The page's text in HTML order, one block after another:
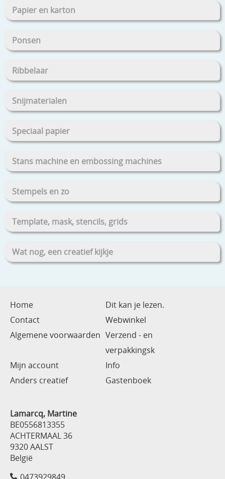
Papier en karton
Ponsen
Ribbelaar
Snijmaterialen
Speciaal papier
Stans machine en embossing machines
Stempels en zo
Template, mask, stencils, grids
Wat nog, een creatief kijkje
Home
Dit kan je lezen.
Contact
Webwinkel
Algemene voorwaarden Verzend - en
verpakkingsk
Mijn account
Info
Anders creatief
Gastenboek
Lamarcq, Martine
BE0556813355
ACHTERMAAL 36
9320 AALST
België
0473929849